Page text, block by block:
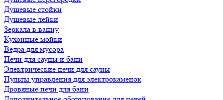
Душевые стойки
Душевые лейки
Зеркала в ванну
Кухонные мойки
Ведра для мусора
Печи для сауны и бани
Электрические печи для сауны
Пульты управления для электрокаменок
Дровяные печи для бани